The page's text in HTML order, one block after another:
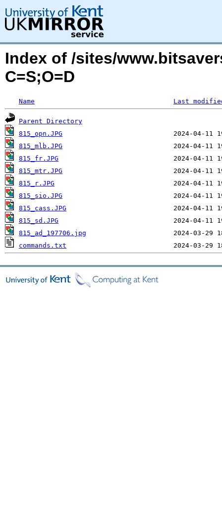
Index of /sites/
C=S;O=D
Name Last
Parent Directory
815_opn.JPG
815_mlb.JPG
815_fr.JPG
815_mtr.JPG
815_r.JPG
815_sio.JPG
815_cass.JPG
815_sd.JPG
815_ad_197706.jpg
commands.txt